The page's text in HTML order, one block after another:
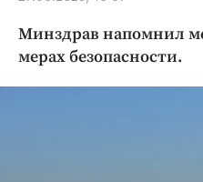
Криминал
Минздрав напомнил
мерах безопасности.